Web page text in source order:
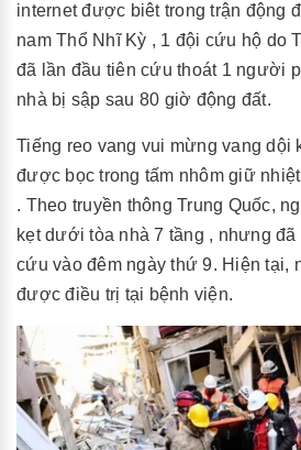
internet được biêt trong trận động
nam Thổ Nhĩ Kỳ , 1 đội cứu hộ do
đã lần đầu tiên cứu thoát 1 người
nhà bị sập sau 80 giờ động đất.
Tiếng reo vang vui mừng vang
được bọc trong tấm nhôm giữ
. Theo truyền thông Trung Quốc,
kẹt dưới tòa nhà 7 tầng , nhưng
cứu vào đêm ngày thứ 9. Hiện tại,
được điều trị tại bệnh viện.